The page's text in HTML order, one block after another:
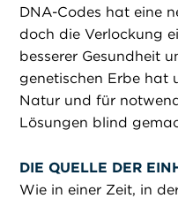
DNA-Codes hat eine
doch die Verlockung
besserer Gesundheit
genetischen Erbe hat
Natur und für
Lösungen blind
DIE QUELLE DER
Wie in einer Zeit, in